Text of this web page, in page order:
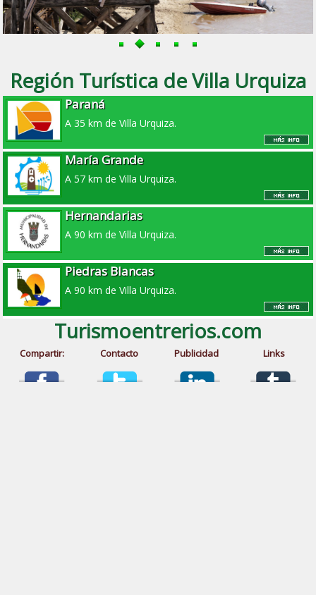
Región Turística de Villa Urquiza
Paraná
A 35 km de Villa Urquiza.
María Grande
A 57 km de Villa Urquiza.
Hernandarias
A 90 km de Villa Urquiza.
Piedras Blancas
A 90 km de Villa Urquiza.
Turismoentrerios.com
Compartir: Contacto Publicidad Links